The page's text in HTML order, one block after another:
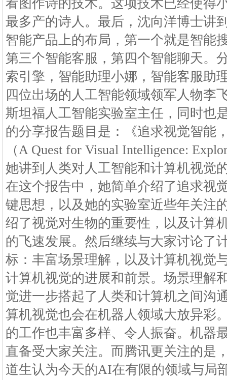
看图作诗的技术。这项技术已经使得
最多产的诗人。最后，沈向洋博士讲
智能产品上的布局，第一个就是智能
第三个智能客服，第四个智能聊天。
索引擎，智能助理小娜，智能客服助
四位出场的人工智能领域领军人物李
斯坦福人工智能实验室主任，同时也
的分享报告题目是：《追求视觉智能
（A Quest for Visual Intelligence:
她讲到人类对人工智能和计算机视觉
在这个报告中，她简单介绍了追求视
键思想，以及她的实验室近些年关注
绍了视觉对生物的重要性，以及计算
的飞速发展。然后继续与大家讨论了
标：丰富场景理解，以及计算机视觉
计算机视觉的进展和前景。场景理解
觉进一步搭起了人类和计算机之间沟
算机视觉也会在机器人领域大放异彩
的工作也丰富多样、令人振奋。机器
直备受大家关注。而腾讯更关注的是
道生认为今天的AI在有限的领域与局